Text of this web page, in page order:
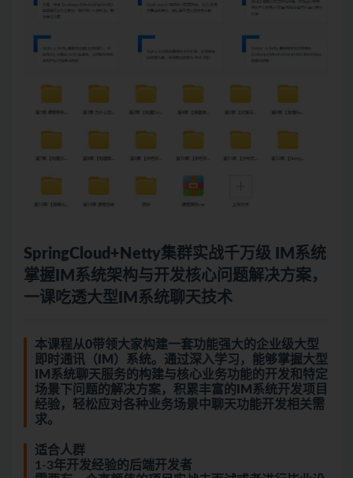
SpringCloud+Netty集群实战千万级 IM系统
掌握IM系统架构与开发核心问题解决方案，
一课吃透大型IM系统聊天技术
本课程从0带领大家构建一套功能强大的企业级大型
即时通讯（IM）系统。通过深入学习，能够掌握大型
IM系统聊天服务的构建与核心业务功能的开发和特定
场景下问题的解决方案，积累丰富的IM系统开发项目
经验，轻松应对各种业务场景中聊天功能开发相关需
求。
适合人群
1-3年开发经验的后端开发者